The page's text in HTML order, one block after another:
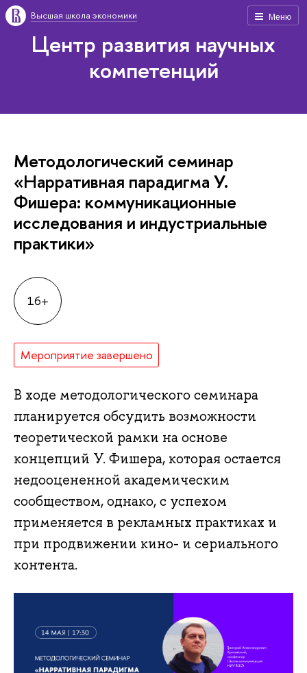
Меню
ысшая школа экономики
Центр развития научных
компетенций
Методологический семинар
«Нарративная парадигма У.
Фишера: коммуникационные
исследования и индустриальные
практики»
16+
Мероприятие завершено
ходе методологического семинара
планируется обсудить возможности
теоретической рамки на основе
концепций У. Фишера, которая остается
недооцененной академическим
сообществом, однако, с успехом
применяется в рекламных практиках и
при продвижении кино- и сериального
контента.